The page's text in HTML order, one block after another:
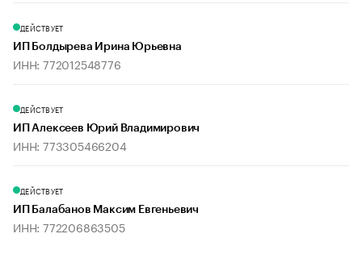
ДЕЙСТВУЕТ
ИП Болдырева Ирина Юрьевна
ИНН: 772012548776
ДЕЙСТВУЕТ
ИП Алексеев Юрий Владимирович
ИНН: 773305466204
ДЕЙСТВУЕТ
ИП Балабанов Максим Евгеньевич
ИНН: 772206863505